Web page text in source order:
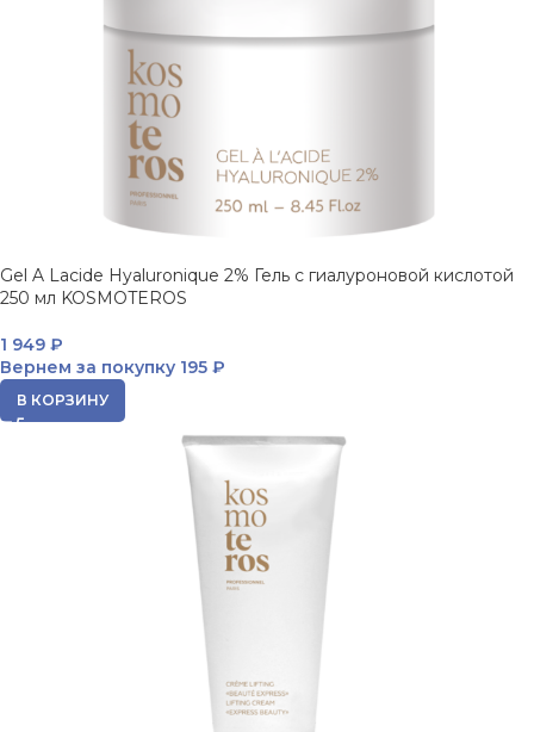
Gel A Lacide Hyaluronique 2% Гель с гиалуроновой кислотой
250 мл KOSMOTEROS
1 949 ₽
Вернем за покупку 195 ₽
В КОРЗИНУ